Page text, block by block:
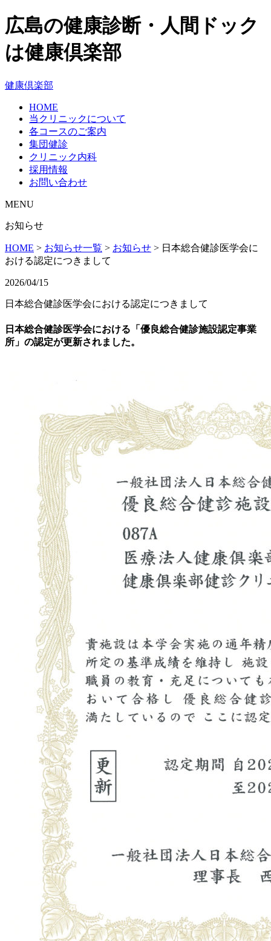
広島の健康診断・人間ドック
は健康倶楽部
健康倶楽部
HOME
当クリニックについて
各コースのご案内
集団健診
クリニック内科
採用情報
お問い合わせ
MENU
お知らせ
HOME > お知らせ一覧 > お知らせ > 日本総合健診医学会に
おける認定につきまして
2026/04/15
日本総合健診医学会における認定につきまして
日本総合健診医学会における「優良総合健診施設認定事業
所」の認定が更新されました。